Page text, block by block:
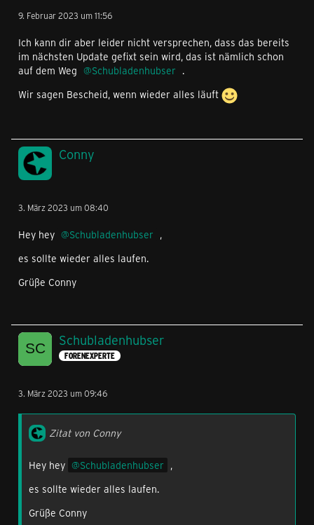
9. Februar 2023 um 11:56
Ich kann dir aber leider nicht versprechen, dass das bereits
im nächsten Update gefixt sein wird, das ist nämlich schon
auf dem Weg
Schubladenhubser .
Wir sagen Bescheid, wenn wieder alles läuft
Conny
3. März 2023 um 08:40
Hey hey Schubladenhubser ,
es sollte wieder alles laufen.
Grüße Conny
Schubladenhubser
FORENEXPERTE
3. März 2023 um 09:46
Zitat von Conny
Hey hey Schubladenhubser ,
es sollte wieder alles laufen.
Grüße Conny